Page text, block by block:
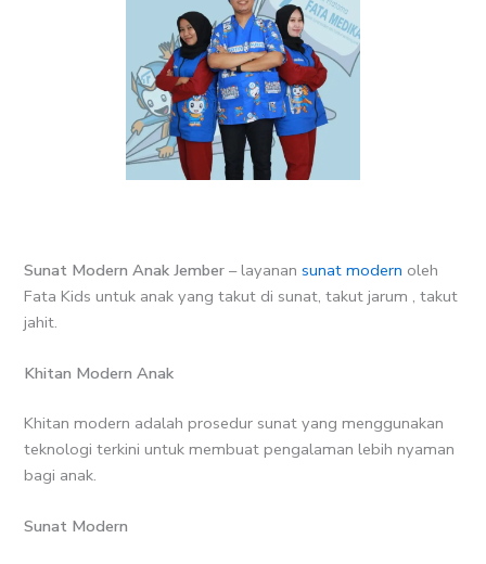
Sunat Modern Anak Jember – layanansunat modern oleh
Fata Kids untuk anak yang takut di sunat, takut jarum , takut
jahit.
Khitan Modern Anak
Khitan modern adalah prosedur sunat yang menggunakan
teknologi terkini untuk membuat pengalaman lebih nyaman
bagi anak.
Sunat Modern